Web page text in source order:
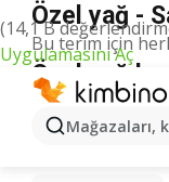
(14,1 B
Uygulamasını Aç
Mağazaları,
Özel yağ -
Bu terim için
Özel yağ
alınır?